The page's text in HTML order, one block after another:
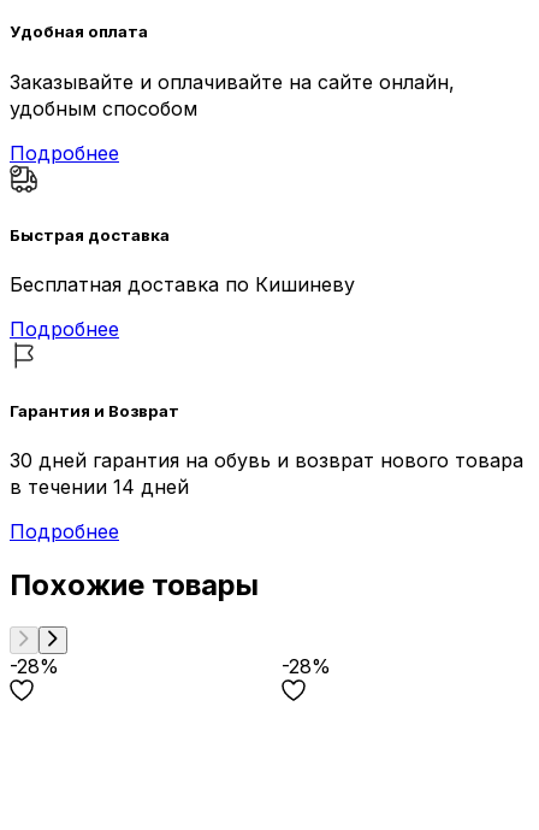
Удобная оплата
Заказывайте и оплачивайте на сайте онлайн,
удобным способом
Подробнее
Быстрая доставка
Бесплатная доставка по Кишиневу
Подробнее
Гарантия и Возврат
30 дней гарантия на обувь и возврат нового товара
в течении 14 дней
Подробнее
Похожие товары
-28% -28%